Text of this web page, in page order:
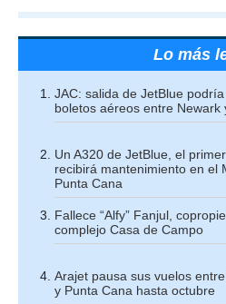
Lo más
JAC: salida de JetBlue
boletos aéreos entre Newark
Un A320 de JetBlue, el
recibirá mantenimiento en el
Punta Cana
Fallece “Alfy” Fanjul,
complejo Casa de Campo
Arajet pausa sus vuelos
y Punta Cana hasta octubre